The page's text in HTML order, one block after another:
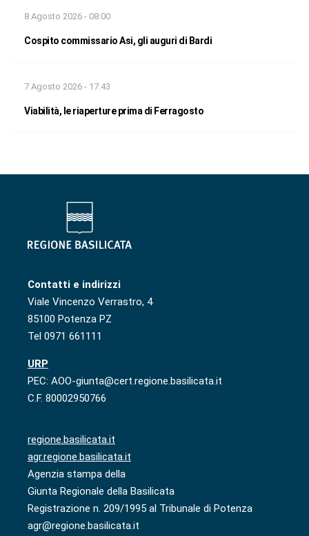
8 Agosto 2026 - 08:00
Cospito commissario Asi, gli auguri di Bardi
7 Agosto 2026 - 17:43
Viabilità, le riaperture prima di Ferragosto
Contatti e indirizzi
Viale Vincenzo Verrastro, 4
85100 Potenza PZ
Tel 0971 661111
URP
PEC: AOO-giunta@cert.regione.basilicata.it
C.F. 80002950766
regione.basilicata.it
agr.regione.basilicata.it
Agenzia stampa della
Giunta Regionale della Basilicata
Registrazione n. 209/1995 al Tribunale di Potenza
agr@regione.basilicata.it